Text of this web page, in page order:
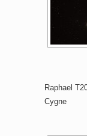
Raphael
Cygne